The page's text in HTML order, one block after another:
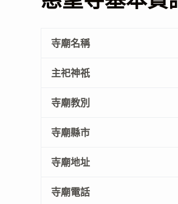
寺廟名稱
主祀神祇
寺廟教別
寺廟縣市
寺廟地址
寺廟電話